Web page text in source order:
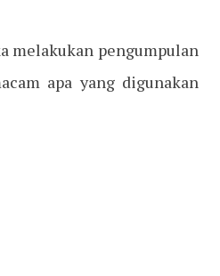
melakukan pengumpulan
apa yang digunakan